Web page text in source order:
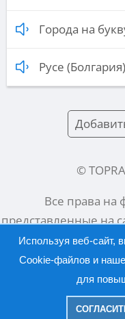
Города на
Русе (Болгария)
©
Все права на
представленные на
их
Используя веб-сайт,
Cookie-файлов и
для